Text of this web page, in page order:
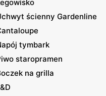
ścienny Gardenline
tymbark
staropramen
na grilla